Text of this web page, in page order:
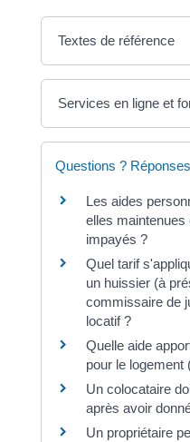
Textes de référence
Services en ligne et
Questions ?
Les aides
elles
impayés ?
Quel tarif
un huissier (à
commissaire de
locatif ?
Quelle aide
pour le logement
Un colocataire
après avoir
Un propriétaire